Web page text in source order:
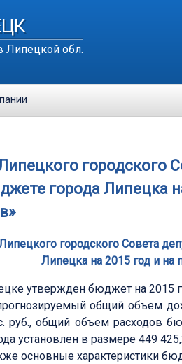
Липецкой обл.
городского
города Липецка
городского Совета
Липецка на 2015 год и на
утвержден бюджет на 2015
общий объем
руб., общий объем расходов
установлен в размере 449
основные характеристики